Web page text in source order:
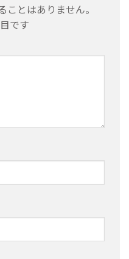
とはありません。
です